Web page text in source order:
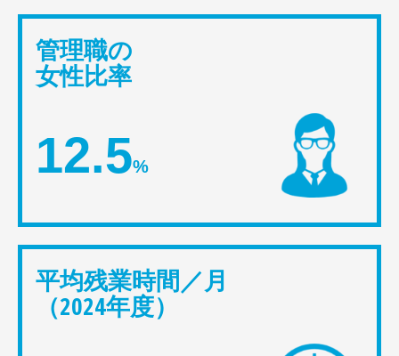
管理職の
女性比率
12.5%
平均残業時間／月
（2024年度）